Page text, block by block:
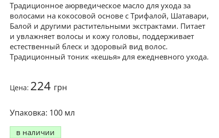
опроса
пользователей
Традиционное аюрведическое масло для ухода за
волосами на кокосовой основе с Трифалой, Шатавари,
Балой и другими растительными экстрактами. Питает
и увлажняет волосы и кожу головы, поддерживает
естественный блеск и здоровый вид волос.
Традиционный тоник «кешья» для ежедневного ухода.
Цена: 224 грн
100 мл
в наличии